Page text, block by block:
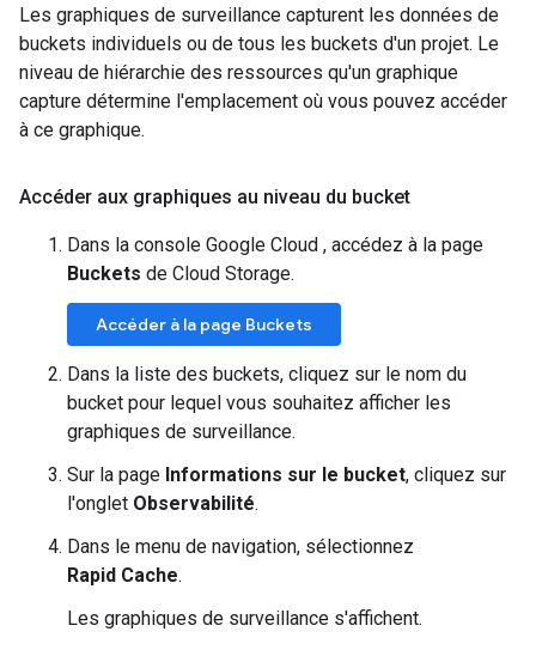
Les graphiques de surveillance capturent les données de
buckets individuels ou de tous les buckets d'un projet. Le
niveau de hiérarchie des ressources qu'un graphique
capture détermine l'emplacement où vous pouvez accéder
à ce graphique.
Accéder aux graphiques au niveau du bucket
Dans la console Google Cloud , accédez à la page
Buckets de Cloud Storage.
Accéder à la page Buckets
Dans la liste des buckets, cliquez sur le nom du
bucket pour lequel vous souhaitez afficher les
graphiques de surveillance.
Sur la page Informations sur le bucket, cliquez sur
l'onglet Observabilité.
Dans le menu de navigation, sélectionnez
Rapid Cache.
Les graphiques de surveillance s'affichent.